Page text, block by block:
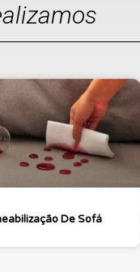
De Sofá